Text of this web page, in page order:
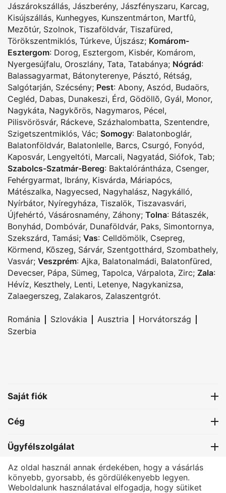
Jászárokszállás, Jászberény, Jászfényszaru, Karcag,
Kisújszállás, Kunhegyes, Kunszentmárton, Martfû,
Mezõtúr, Szolnok, Tiszaföldvár, Tiszafüred,
Törökszentmiklós, Túrkeve, Újszász; Komárom-
Esztergom: Dorog, Esztergom, Kisbér, Komárom,
Nyergesújfalu, Oroszlány, Tata, Tatabánya; Nógrád:
Balassagyarmat, Bátonyterenye, Pásztó, Rétság,
Salgótarján, Szécsény; Pest: Abony, Aszód, Budaörs,
Cegléd, Dabas, Dunakeszi, Érd, Gödöllõ, Gyál, Monor,
Nagykáta, Nagykõrös, Nagymaros, Pécel,
Pilisvörösvár, Ráckeve, Százhalombatta, Szentendre,
Szigetszentmiklós, Vác; Somogy: Balatonboglár,
Balatonföldvár, Balatonlelle, Barcs, Csurgó, Fonyód,
Kaposvár, Lengyeltóti, Marcali, Nagyatád, Siófok, Tab;
Szabolcs-Szatmár-Bereg: Baktalórántháza, Csenger,
Fehérgyarmat, Ibrány, Kisvárda, Máriapócs,
Mátészalka, Nagyecsed, Nagyhalász, Nagykálló,
Nyírbátor, Nyíregyháza, Tiszalök, Tiszavasvári,
Újfehértó, Vásárosnamény, Záhony; Tolna: Bátaszék,
Bonyhád, Dombóvár, Dunaföldvár, Paks, Simontornya,
Szekszárd, Tamási; Vas: Celldömölk, Csepreg,
Körmend, Kõszeg, Sárvár, Szentgotthárd, Szombathely,
Vasvár; Veszprém: Ajka, Balatonalmádi, Balatonfüred,
Devecser, Pápa, Sümeg, Tapolca, Várpalota, Zirc; Zala:
Hévíz, Keszthely, Lenti, Letenye, Nagykanizsa,
Zalaegerszeg, Zalakaros, Zalaszentgrót.
Románia | Szlovákia | Ausztria | Horvátország |
Szerbia
Saját fiók
Cég
Ügyfélszolgálat
Kapcsolat
Az oldal használ annak érdekében, hogy a vásárlás
könyebb, gyorsabb, és gördülékenyebb legyen.
Weboldalunk használatával elfogadja, hogy sütiket